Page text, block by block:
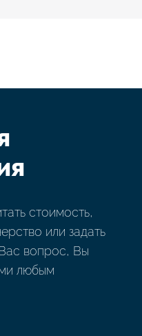
стоимость,
или задать
вопрос, Вы
любым